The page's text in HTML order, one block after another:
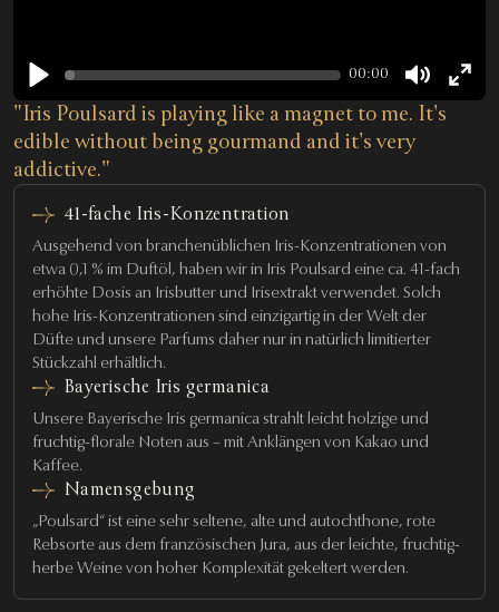
Play
00:00
Mute Enter
"Iris Poulsard is playing like a magnet to me. It's
edible without being gourmand and it's very
addictive."
41-fache Iris-Konzentration
Ausgehend von branchenüblichen Iris-Konzentrationen von
etwa 0,1 % im Duftöl, haben wir in Iris Poulsard eine ca. 41-fach
erhöhte Dosis an Irisbutter und Irisextrakt verwendet. Solch
hohe Iris-Konzentrationen sind einzigartig in der Welt der
Düfte und unsere Parfums daher nur in natürlich limitierter
Stückzahl erhältlich.
Bayerische Iris germanica
Unsere Bayerische Iris germanica strahlt leicht holzige und
fruchtig-florale Noten aus – mit Anklängen von Kakao und
Kaffee.
Namensgebung
„Poulsard“ ist eine sehr seltene, alte und autochthone, rote
Rebsorte aus dem französischen Jura, aus der leichte, fruchtig-
herbe Weine von hoher Komplexität gekeltert werden.